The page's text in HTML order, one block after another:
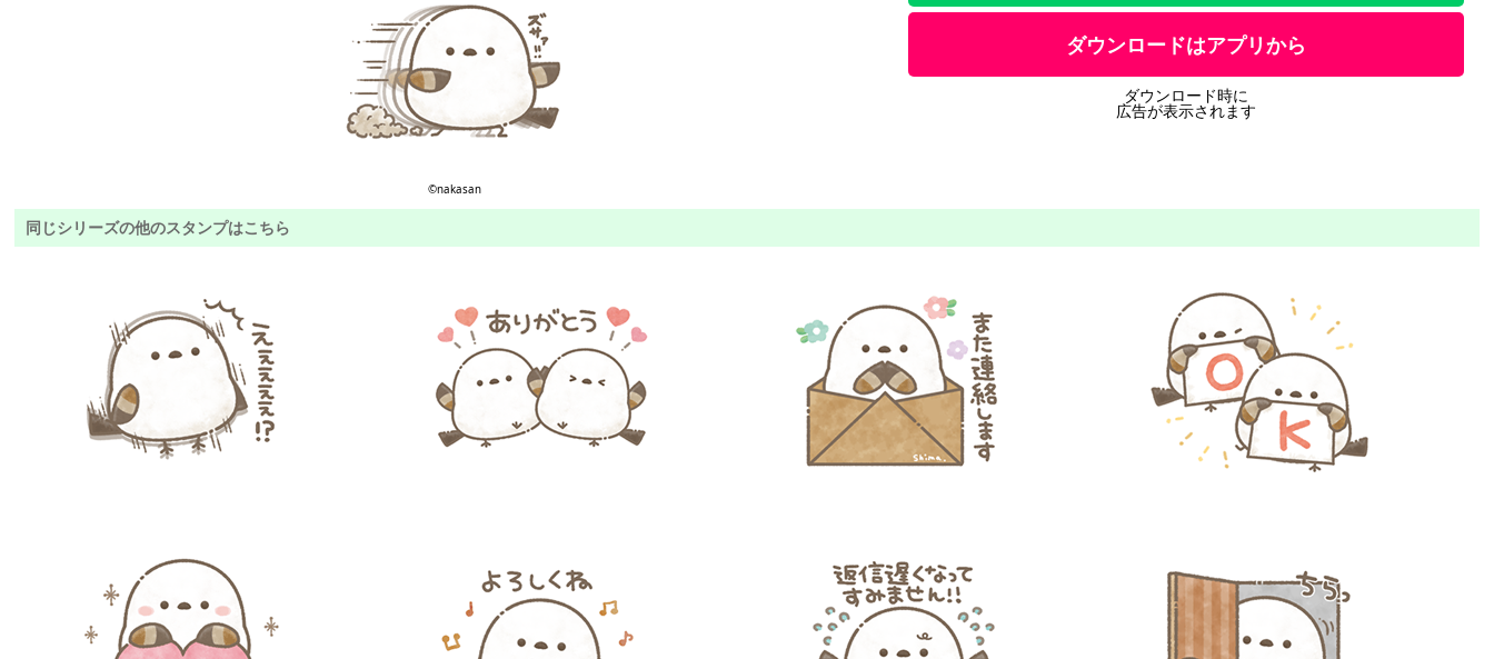
©︎nakasan
ダウンロードはアプリから
ダウンロード時に
広告が表示されます
同じシリーズの他のスタンプはこちら